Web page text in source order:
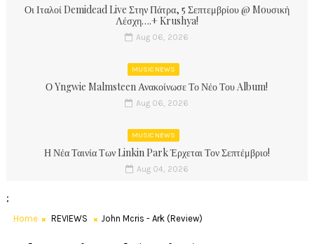
Οι Ιταλοί Demidead Live Στην Πάτρα, 5 Σεπτεμβρίου @ Moυσική
Λέσχη….+ Krushya!
Aug 06, 2026
MUSIC NEWS
Ο Yngwie Malmsteen Ανακοίνωσε Το Νέο Του Album!
Aug 06, 2026
MUSIC NEWS
Η Νέα Ταινία Των Linkin Park Έρχεται Τον Σεπτέμβριο!
Aug 04, 2026
;
Home REVIEWS John Mcris - Ark (Review)